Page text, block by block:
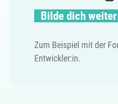
Bilde dich weiter
Zum Beispiel mit der
Entwickler:in.